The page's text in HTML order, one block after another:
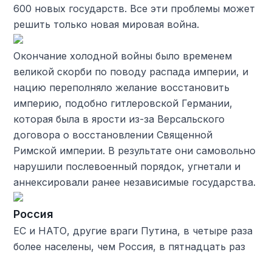
600 новых государств. Все эти проблемы может
решить только новая мировая война.
Окончание холодной войны было временем
великой скорби по поводу распада империи, и
нацию переполняло желание восстановить
империю, подобно гитлеровской Германии,
которая была в ярости из-за Версальского
договора о восстановлении Священной
Римской империи. В результате они самовольно
нарушили послевоенный порядок, угнетали и
аннексировали ранее независимые государства.
Россия
ЕС и НАТО, другие враги Путина, в четыре раза
более населены, чем Россия, в пятнадцать раз